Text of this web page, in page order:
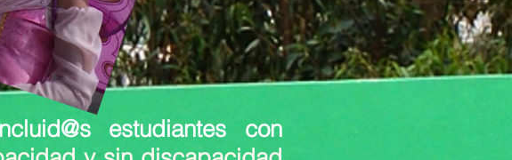
estudiantes con